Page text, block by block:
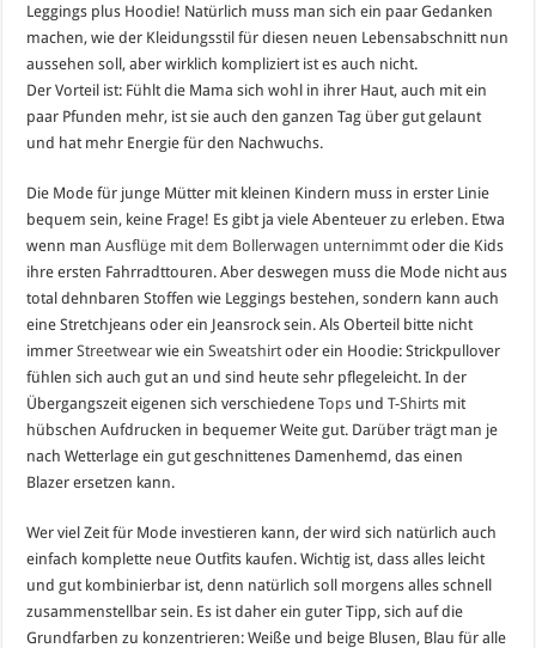
Leggings plus Hoodie! Natürlich muss man sich ein paar Gedanken
machen, wie der Kleidungsstil für diesen neuen Lebensabschnitt nun
aussehen soll, aber wirklich kompliziert ist es auch nicht.
Der Vorteil ist: Fühlt die Mama sich wohl in ihrer Haut, auch mit ein
paar Pfunden mehr, ist sie auch den ganzen Tag über gut gelaunt
und hat mehr Energie für den Nachwuchs.
Die Mode für junge Mütter mit kleinen Kindern muss in erster Linie
bequem sein, keine Frage! Es gibt ja viele Abenteuer zu erleben. Etwa
wenn manAusflüge mit dem Bollerwagen unternimmt oder die Kids
ihre ersten Fahrradttouren. Aber deswegen muss die Mode nicht aus
total dehnbaren Stoffen wie Leggings bestehen, sondern kann auch
eine Stretchjeans oder ein Jeansrock sein. Als Oberteil bitte nicht
immerStreetwear wie einSweatshirt oder ein Hoodie: Strickpullover
fühlen sich auch gut an und sind heute sehr pflegeleicht. In der
Übergangszeit eigenen sich verschiedeneTops undT-Shirts mit
hübschen Aufdrucken in bequemer Weite gut. Darüber trägt man je
nach Wetterlage ein gut geschnittenes Damenhemd, das einen
Blazer ersetzen kann.
Wer viel Zeit für Mode investieren kann, der wird sich natürlich auch
einfach komplette neue Outfits kaufen. Wichtig ist, dass alles leicht
und gut kombinierbar ist, denn natürlich soll morgens alles schnell
zusammenstellbar sein. Es ist daher ein guter Tipp, sich auf die
Grundfarben zu konzentrieren: Weiße und beige Blusen, Blau für alle